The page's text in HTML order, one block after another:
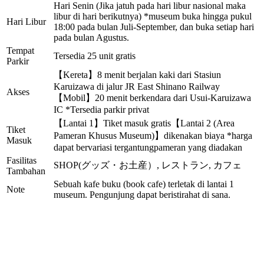
Hari Libur
Hari Senin (Jika jatuh pada hari libur nasional maka
libur di hari berikutnya) *museum buka hingga pukul
18:00 pada bulan Juli-September, dan buka setiap hari
pada bulan Agustus.
Tempat
Parkir
Tersedia 25 unit gratis
Akses
【Kereta】8 menit berjalan kaki dari Stasiun
Karuizawa di jalur JR East Shinano Railway
【Mobil】20 menit berkendara dari Usui-Karuizawa
IC *Tersedia parkir privat
Tiket
Masuk
【Lantai 1】Tiket masuk gratis【Lantai 2 (Area
Pameran Khusus Museum)】dikenakan biaya *harga
dapat bervariasi tergantungpameran yang diadakan
Fasilitas
Tambahan
SHOP(グッズ・お土産）, レストラン, カフェ
Note
Sebuah kafe buku (book cafe) terletak di lantai 1
museum. Pengunjung dapat beristirahat di sana.